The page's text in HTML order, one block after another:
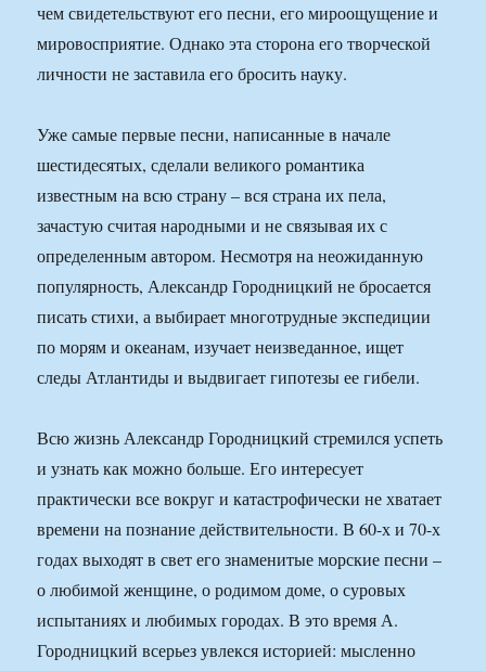
чем свидетельствуют его песни, его мироощущение и
мировосприятие. Однако эта сторона его творческой
личности не заставила его бросить науку.
Уже самые первые песни, написанные в начале
шестидесятых, сделали великого романтика
известным на всю страну – вся страна их пела,
зачастую считая народными и не связывая их с
определенным автором. Несмотря на неожиданную
популярность, Александр Городницкий не бросается
писать стихи, а выбирает многотрудные экспедиции
по морям и океанам, изучает неизведанное, ищет
следы Атлантиды и выдвигает гипотезы ее гибели.
Всю жизнь Александр Городницкий стремился успеть
и узнать как можно больше. Его интересует
практически все вокруг и катастрофически не хватает
времени на познание действительности. В 60-х и 70-х
годах выходят в свет его знаменитые морские песни –
о любимой женщине, о родимом доме, о суровых
испытаниях и любимых городах. В это время А.
Городницкий всерьез увлекся историей: мысленно